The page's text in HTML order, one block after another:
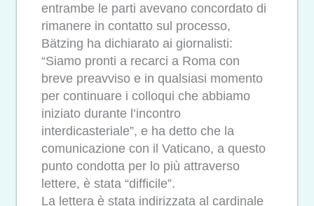
entrambe le parti avevano concordato di
rimanere in contatto sul processo,
Bätzing ha dichiarato ai giornalisti:
“Siamo pronti a recarci a Roma con
breve preavviso e in qualsiasi momento
per continuare i colloqui che abbiamo
iniziato durante l’incontro
interdicasteriale”, e ha detto che la
comunicazione con il Vaticano, a questo
punto condotta per lo più attraverso
lettere, è stata “difficile”.
La lettera è stata indirizzata al cardinale